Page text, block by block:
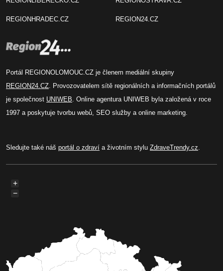
REGIONHRADEC.CZ REGION24.CZ
Portál REGIONOLOMOUC.CZ je členem mediální skupiny
REGION24.CZ . Provozovatelem sítě regionálních a informačních portálů
je společnost UNIWEB . Online agentura UNIWEB byla založená v roce
1997 a poskytuje tvorbu webů, SEO služby a online marketing.
Sledujte také náš portál o zdraví a životním stylu ZdraveTrendy.cz
+
−